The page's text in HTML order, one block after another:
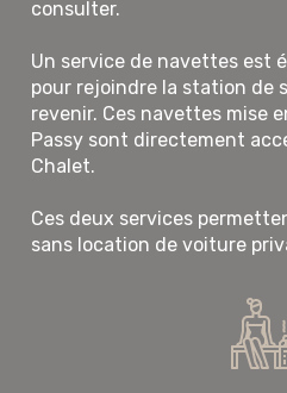
consulter.
Un service de navettes est
pour rejoindre la station de
revenir. Ces navettes mise
Passy sont directement
Chalet.
Ces deux services
sans location de voiture